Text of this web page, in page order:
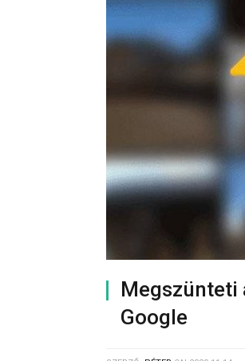
Megszünteti
Google